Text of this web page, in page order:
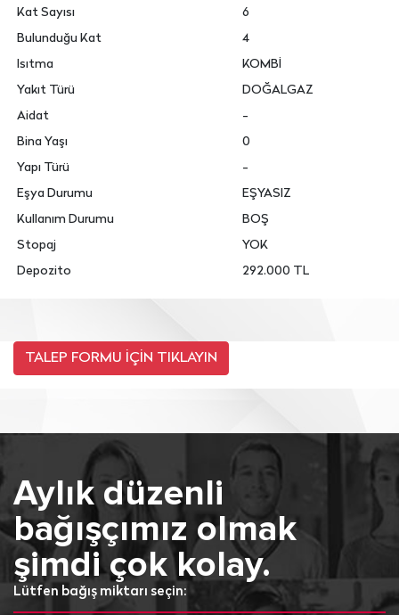
Kat Sayısı
6
Bulunduğu Kat
4
Isıtma
KOMBİ
Yakıt Türü
DOĞALGAZ
Aidat
-
Bina Yaşı
0
Yapı Türü
-
Eşya Durumu
EŞYASIZ
Kullanım Durumu
BOŞ
Stopaj
YOK
Depozito
292.000 TL
Aylık düzenli
bağışçımız olmak
şimdi çok kolay.
Lütfen bağış miktarı seçin: